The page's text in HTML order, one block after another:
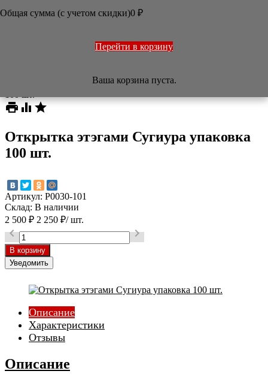
ПЕЧАТИ
ТОВАРЫ ИЗ ЯПОНИИ
Бумага /Открытка этэгами Сугиура упаковка
  
Открытка этэгами Сугиура упаковка
100 шт.
Артикул: P0030-101
Склад: В наличии
2 500 ₽ 2 250 ₽/ шт.
 
Уведомить
Описание
Характеристики
Отзывы
Описание
Общая сумма (с учетом скидки)0 ₽
Перейти в корзину
Ваша корзина пуста.